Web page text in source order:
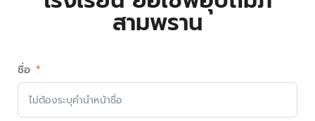
สามพราน
ชื่อ